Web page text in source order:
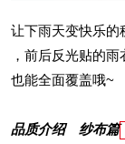
让下雨天变快乐的
，前后反光贴的
也能全面覆盖哦~
品质介绍 纱布篇